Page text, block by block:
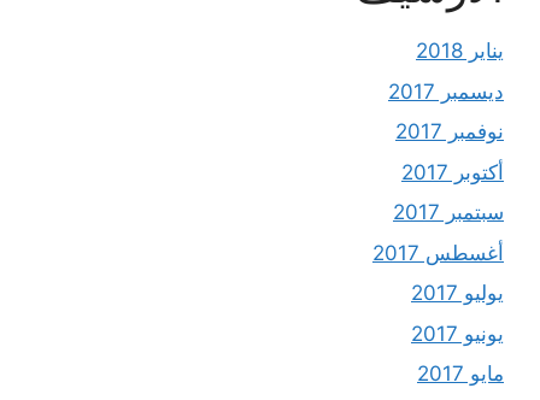
يناير 2018
ديسمبر 2017
نوفمبر 2017
أكتوبر 2017
سبتمبر 2017
أغسطس 2017
يوليو 2017
يونيو 2017
مايو 2017